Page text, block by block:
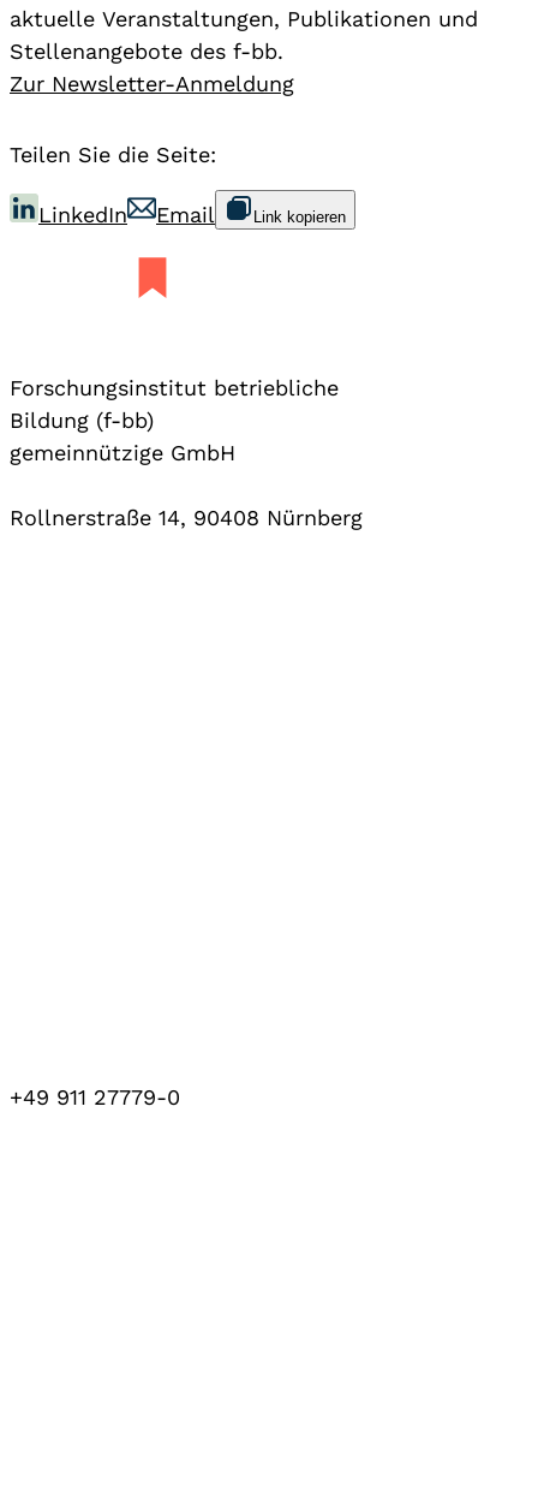
aktuelle Veranstaltungen, Publikationen und
Stellenangebote des f-bb.
Zur Newsletter-Anmeldung
Teilen Sie die Seite:
LinkedIn Email Link kopieren
Forschungsinstitut betriebliche
Bildung (f-bb)
gemeinnützige GmbH
Rollnerstraße 14, 90408 Nürnberg
+49 911 27779-0